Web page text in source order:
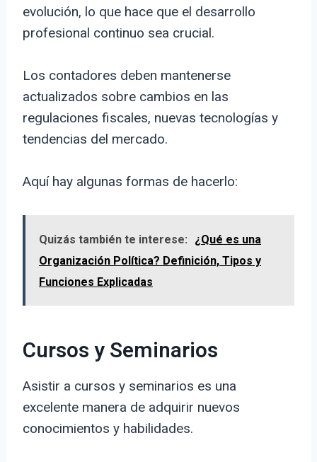
evolución, lo que hace que el desarrollo
profesional continuo sea crucial.
Los contadores deben mantenerse
actualizados sobre cambios en las
regulaciones fiscales, nuevas tecnologías y
tendencias del mercado.
Aquí hay algunas formas de hacerlo:
Quizás también te interese:
¿Qué es una
Organización Política? Definición, Tipos y
Funciones Explicadas
Cursos y Seminarios
Asistir a cursos y seminarios es una
excelente manera de adquirir nuevos
conocimientos y habilidades.